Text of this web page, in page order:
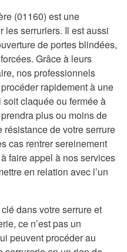
(01160) est une
les serruriers. Il est aussi
de portes blindées,
Grâce à leurs
nos professionnels
rapidement à une
claquée ou fermée à
plus ou moins de
de votre serrure
cas rentrer sereinement
faire appel à nos services
en relation avec l’un
dans votre serrure et
ce n’est pas un
peuvent procéder au